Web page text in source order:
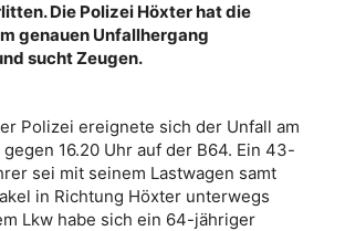
Die Polizei Höxter hat die
genauen Unfallhergang
sucht Zeugen.
Polizei ereignete sich der Unfall am
16.20 Uhr auf der B64. Ein 43-
sei mit seinem Lastwagen samt
in Richtung Höxter unterwegs
Lkw habe sich ein 64-jähriger